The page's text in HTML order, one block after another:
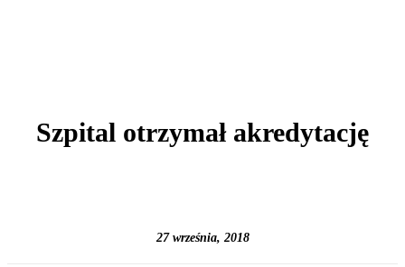
Szpital otrzymał akredytację
27 września, 2018